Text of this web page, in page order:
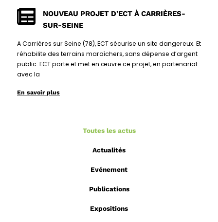
NOUVEAU PROJET D’ECT À CARRIÈRES-
SUR-SEINE
A Carrières sur Seine (78), ECT sécurise un site dangereux. Et
réhabilite des terrains maraîchers, sans dépense d’argent
public. ECT porte et met en œuvre ce projet, en partenariat
avec la
En savoir plus
Toutes les actus
Actualités
Evénement
Publications
Expositions